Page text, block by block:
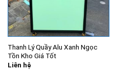
Thanh Lý Quầy Alu Xanh Ngọc
Tồn Kho Giá Tốt
Liên hệ